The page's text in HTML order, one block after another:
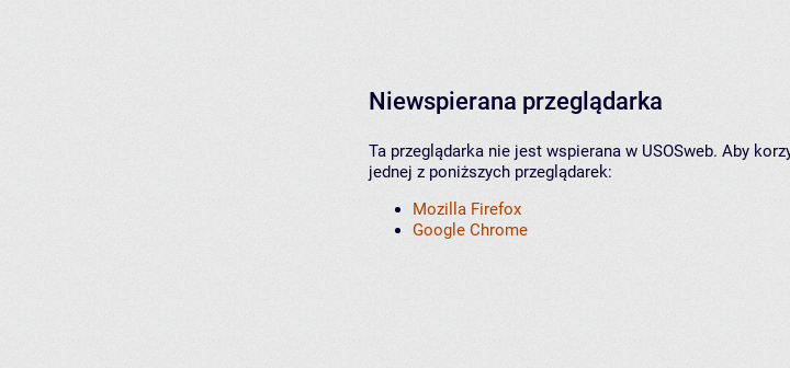
Niewspierana przeglądarka
Ta przeglądarka nie jest wspierana w USOSweb. Aby
jednej z poniższych przeglądarek:
Mozilla Firefox
Google Chrome